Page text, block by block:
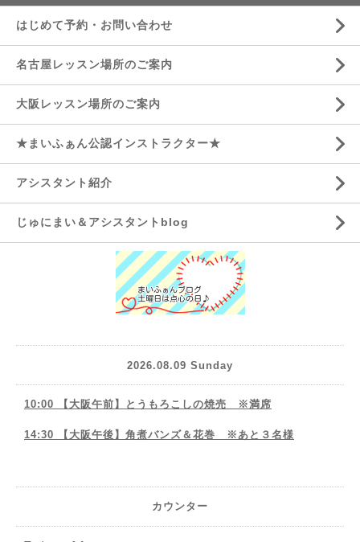
はじめて予約・お問い合わせ
名古屋レッスン場所のご案内
大阪レッスン場所のご案内
★まいふぁん公認インストラクター★
アシスタント紹介
じゅにまい＆アシスタントblog
2026.08.09 Sunday
10:00 【大阪午前】とうもろこしの焼売 ※満席
14:30 【大阪午後】角煮バンズ＆花巻 ※あと３名様
カウンター